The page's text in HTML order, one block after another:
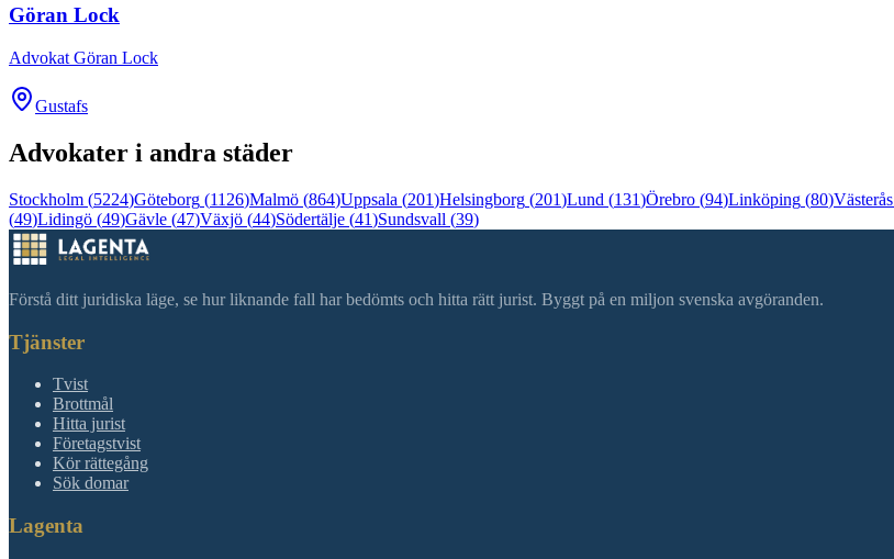
Göran Lock
Advokat Göran Lock
Gustafs
Advokater i andra städer
Stockholm (5224)Göteborg (1126)Malmö (864)Uppsala (201)Helsingborg (201)Lund (131)Örebro (94)Linköping (80)Västerås
(49)Lidingö (49)Gävle (47)Växjö (44)Södertälje (41)Sundsvall (39)
Förstå ditt juridiska läge, se hur liknande fall har bedömts och hitta rätt jurist. Byggt på en miljon svenska avgöranden.
Tjänster
Tvist
Brottmål
Hitta jurist
Företagstvist
Kör rättegång
Sök domar
Lagenta